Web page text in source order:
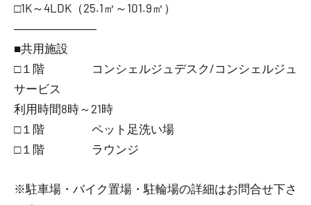
□1K～4LDK（25.1㎡～101.9㎡）
―――――――
■共用施設
□１階 コンシェルジュデスク/コンシェルジュ
サービス
利用時間8時～21時
□１階 ペット足洗い場
□１階 ラウンジ
※駐車場・バイク置場・駐輪場の詳細はお問合せ下さ